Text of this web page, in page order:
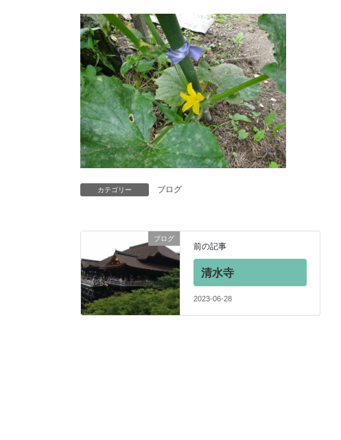
カテゴリー ブログ
ブログ
前の記事
清水寺
2023-06-28